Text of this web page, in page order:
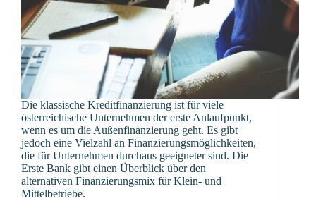
Die klassische Kreditfinanzierung ist für viele
österreichische Unternehmen der erste Anlaufpunkt,
wenn es um die Außenfinanzierung geht. Es gibt
jedoch eine Vielzahl an Finanzierungsmöglichkeiten,
die für Unternehmen durchaus geeigneter sind. Die
Erste Bank gibt einen Überblick über den
alternativen Finanzierungsmix für Klein- und
Mittelbetriebe.